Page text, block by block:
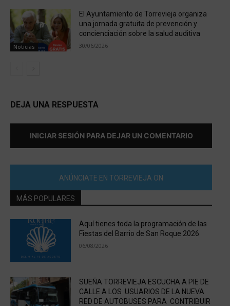
Noticias
El Ayuntamiento de Torrevieja organiza
una jornada gratuita de prevención y
concienciación sobre la salud auditiva
30/06/2026
DEJA UNA RESPUESTA
INICIAR SESIÓN PARA DEJAR UN COMENTARIO
ANÚNCIATE EN TORREVIEJA ON
MÁS POPULARES
Aquí tienes toda la programación de las
Fiestas del Barrio de San Roque 2026
06/08/2026
SUEÑA TORREVIEJA ESCUCHA A PIE DE
CALLE A LOS USUARIOS DE LA NUEVA
RED DE AUTOBUSES PARA CONTRIBUIR